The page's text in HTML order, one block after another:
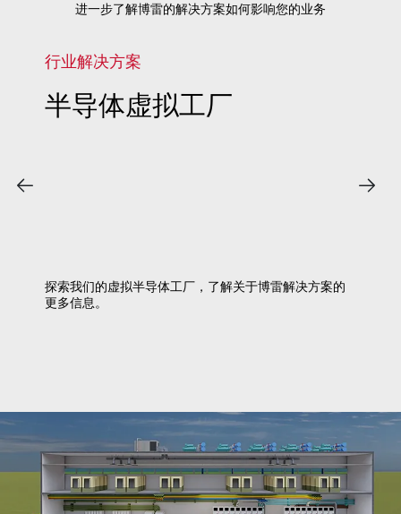
进一步了解博雷的解决方案如何影响您的业务
行业解决方案
半导体虚拟工厂
探索我们的虚拟半导体工厂，了解关于博雷解决方案的
更多信息。
查看虚拟工厂